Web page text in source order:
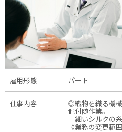
雇用形態 パート
仕事内容
◎織物を織る機
他付随作業。
細いシルクの糸
《業務の変更範